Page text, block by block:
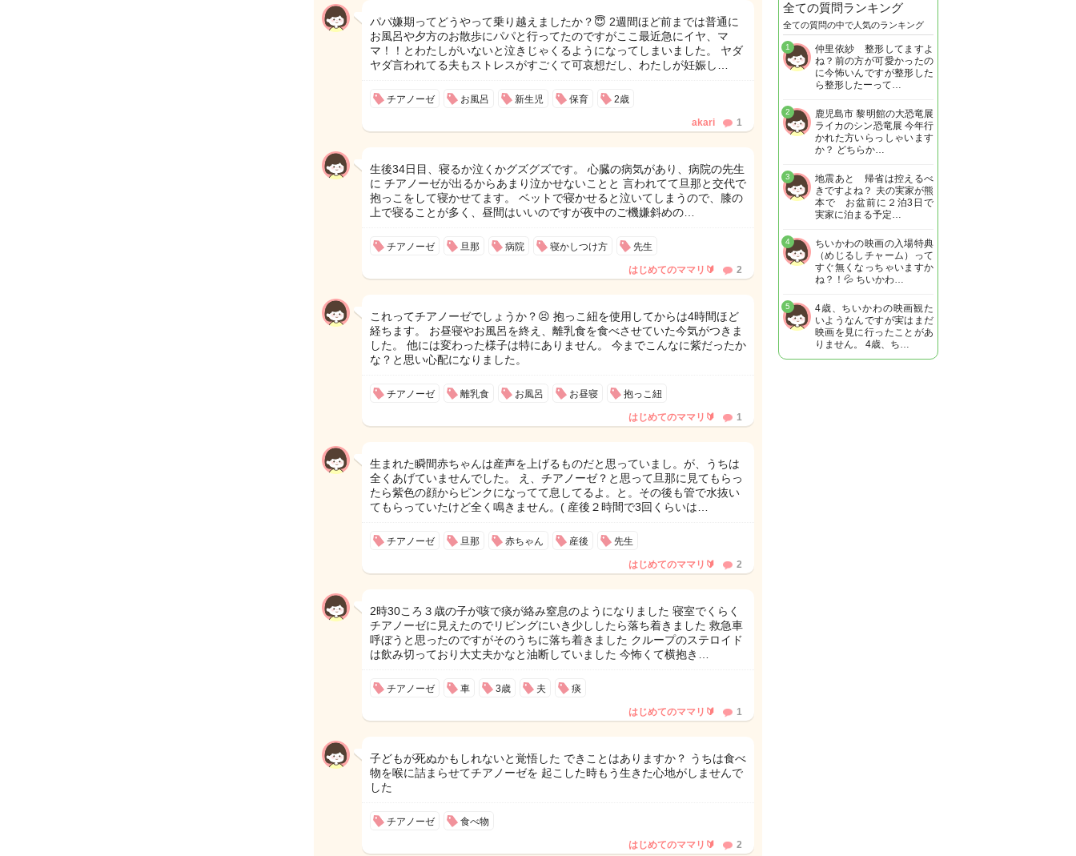
パパ嫌期ってどうやって乗り越えましたか？😇 2週間ほど前までは普通に
お風呂や夕方のお散歩にパパと行ってたのですがここ最近急にイヤ、マ
マ！！とわたしがいないと泣きじゃくるようになってしまいました。 ヤダ
ヤダ言われてる夫もストレスがすごくて可哀想だし、わたしが妊娠し…
チアノーゼ お風呂 新生児 保育 2歳
akari 1
生後34日目、寝るか泣くかグズグズです。 心臓の病気があり、病院の先生
に チアノーゼが出るからあまり泣かせないことと 言われてて旦那と交代で
抱っこをして寝かせてます。 ベットで寝かせると泣いてしまうので、膝の
上で寝ることが多く、昼間はいいのですが夜中のご機嫌斜めの…
チアノーゼ 旦那 病院 寝かしつけ方 先生
はじめてのママリ🔰 2
これってチアノーゼでしょうか？😣 抱っこ紐を使用してからは4時間ほど
経ちます。 お昼寝やお風呂を終え、離乳食を食べさせていた今気がつきま
した。 他には変わった様子は特にありません。 今までこんなに紫だったか
な？と思い心配になりました。
チアノーゼ 離乳食 お風呂 お昼寝 抱っこ紐
はじめてのママリ🔰 1
生まれた瞬間赤ちゃんは産声を上げるものだと思っていまし。が、うちは
全くあげていませんでした。 え、チアノーゼ？と思って旦那に見てもらっ
たら紫色の顔からピンクになってて息してるよ。と。その後も管で水抜い
てもらっていたけど全く鳴きません。( 産後２時間で3回くらいは…
チアノーゼ 旦那 赤ちゃん 産後 先生
はじめてのママリ🔰 2
2時30ころ３歳の子が咳で痰が絡み窒息のようになりました 寝室でくらく
チアノーゼに見えたのでリビングにいき少ししたら落ち着きました 救急車
呼ぼうと思ったのですがそのうちに落ち着きました クループのステロイド
は飲み切っており大丈夫かなと油断していました 今怖くて横抱き…
チアノーゼ 車 3歳 夫 痰
はじめてのママリ🔰 1
子どもが死ぬかもしれないと覚悟した できことはありますか？ うちは食べ
物を喉に詰まらせてチアノーゼを 起こした時もう生きた心地がしませんで
した
チアノーゼ 食べ物
はじめてのママリ🔰 2
全ての質問ランキング
全ての質問の中で人気のランキング
仲里依紗 整形してますよ
ね？前の方が可愛かったの
に今怖いんですが整形した
ら整形したーって…
1
鹿児島市 黎明館の大恐竜展
ライカのシン恐竜展 今年行
かれた方いらっしゃいます
か？ どちらか…
2
地震あと 帰省は控えるべ
きですよね？ 夫の実家が熊
本で お盆前に２泊3日で
実家に泊まる予定…
3
ちいかわの映画の入場特典
（めじるしチャーム）って
すぐ無くなっちゃいますか
ね？！💦 ちいかわ…
4
4歳、ちいかわの映画観た
いようなんですが実はまだ
映画を見に行ったことがあ
りません。 4歳、ち…
5